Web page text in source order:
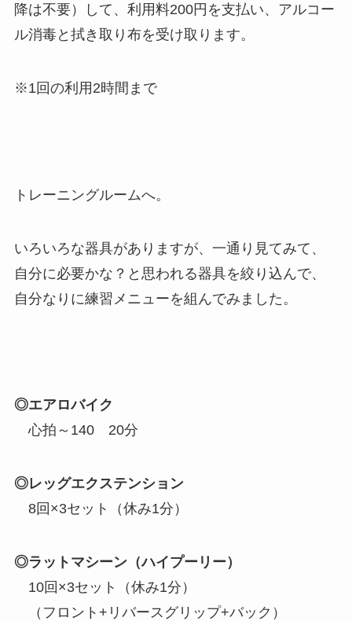
降は不要）して、利用料200円を支払い、アルコー
ル消毒と拭き取り布を受け取ります。
※1回の利用2時間まで
トレーニングルームへ。
いろいろな器具がありますが、一通り見てみて、
自分に必要かな？と思われる器具を絞り込んで、
自分なりに練習メニューを組んでみました。
◎エアロバイク
心拍～140 20分
◎レッグエクステンション
8回×3セット（休み1分）
◎ラットマシーン（ハイプーリー）
10回×3セット（休み1分）
（フロント+リバースグリップ+バック）